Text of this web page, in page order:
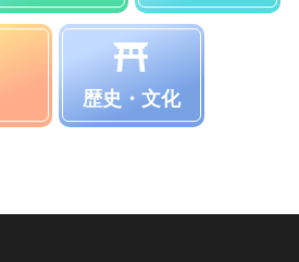
歴史・文化